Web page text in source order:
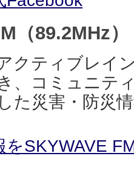
（89.2MHz）
クティブレイ
、コミュニテ
た災害・防災
をSKYWAVE